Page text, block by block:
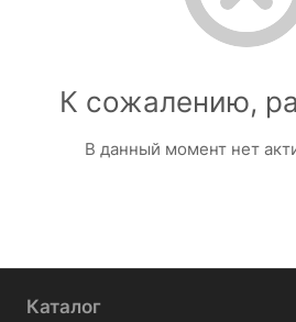
К сожалению,
В данный момент нет
Каталог